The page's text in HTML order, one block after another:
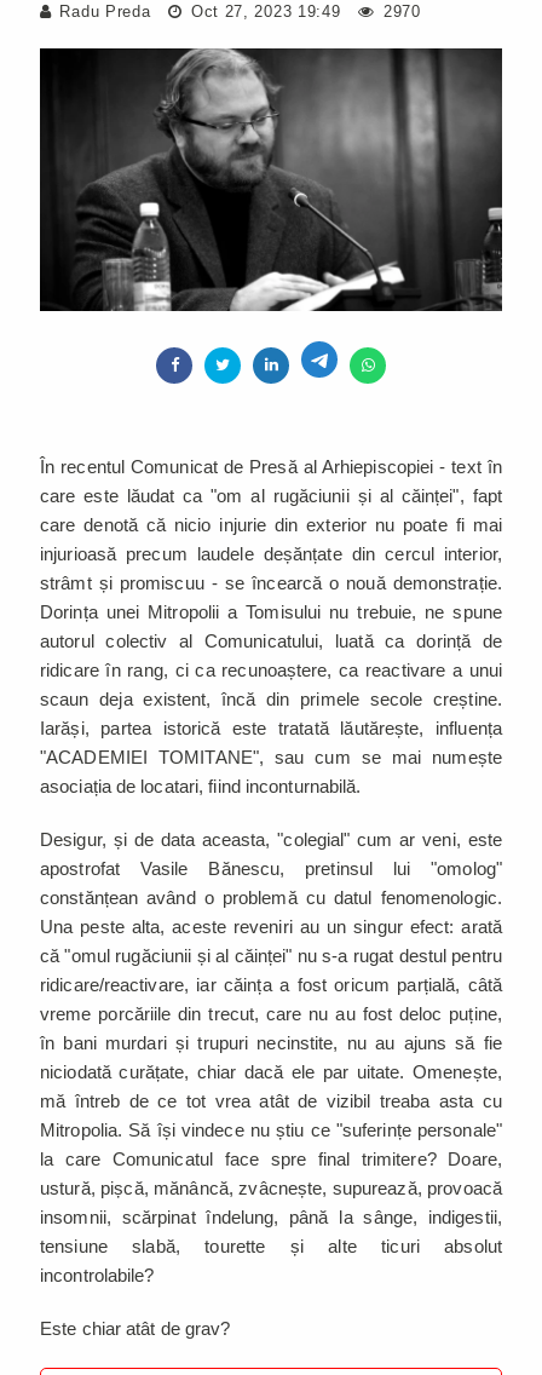
Radu Preda Oct 27, 2023 19:49 2970
În recentul Comunicat de Presă al Arhiepiscopiei - text în
care este lăudat ca "om al rugăciunii și al căinței", fapt
care denotă că nicio injurie din exterior nu poate fi mai
injurioasă precum laudele deșănțate din cercul interior,
strâmt și promiscuu - se încearcă o nouă demonstrație.
Dorința unei Mitropolii a Tomisului nu trebuie, ne spune
autorul colectiv al Comunicatului, luată ca dorință de
ridicare în rang, ci ca recunoaștere, ca reactivare a unui
scaun deja existent, încă din primele secole creștine.
Iarăși, partea istorică este tratată lăutărește, influența
"ACADEMIEI TOMITANE", sau cum se mai numește
asociația de locatari, fiind inconturnabilă.
Desigur, și de data aceasta, "colegial" cum ar veni, este
apostrofat Vasile Bănescu, pretinsul lui "omolog"
constănțean având o problemă cu datul fenomenologic.
Una peste alta, aceste reveniri au un singur efect: arată
că "omul rugăciunii și al căinței" nu s-a rugat destul pentru
ridicare/reactivare, iar căința a fost oricum parțială, câtă
vreme porcăriile din trecut, care nu au fost deloc puține,
în bani murdari și trupuri necinstite, nu au ajuns să fie
niciodată curățate, chiar dacă ele par uitate. Omenește,
mă întreb de ce tot vrea atât de vizibil treaba asta cu
Mitropolia. Să își vindece nu știu ce "suferințe personale"
la care Comunicatul face spre final trimitere? Doare,
ustură, pișcă, mănâncă, zvâcnește, supurează, provoacă
insomnii, scărpinat îndelung, până la sânge, indigestii,
tensiune slabă, tourette și alte ticuri absolut
incontrolabile?
Este chiar atât de grav?